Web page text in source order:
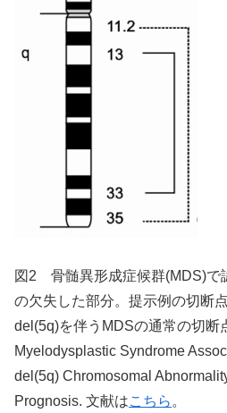
図2 骨髄異形成症候群(MDS)で
の欠失した部分。提示例の切断
del(5q)を伴うMDSの通常の切断
Myelodysplastic Syndrome
del(5q) Chromosomal
Prognosis. 文献はこちら 。